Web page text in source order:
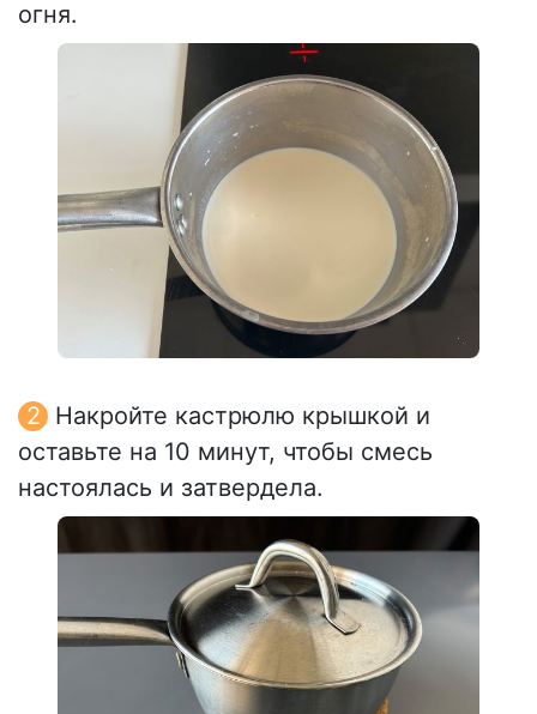
огня.
Накройте кастрюлю крышкой и
оставьте на 10 минут, чтобы смесь
настоялась и затвердела.